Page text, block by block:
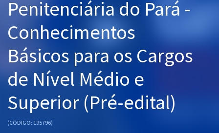
OAB
Mentorias
Questões grátis
Conteúdo gratuito
Aprovados
Penitenciária do Pará -
Conhecimentos
Básicos para os Cargos
de Nível Médio e
Superior (Pré-edital)
(CÓDIGO: 195796)